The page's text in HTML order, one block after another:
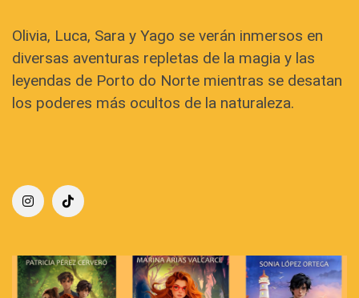
Olivia, Luca, Sara y Yago se verán inmersos en
diversas aventuras repletas de la magia y las
leyendas de Porto do Norte mientras se desatan
los poderes más ocultos de la naturaleza.